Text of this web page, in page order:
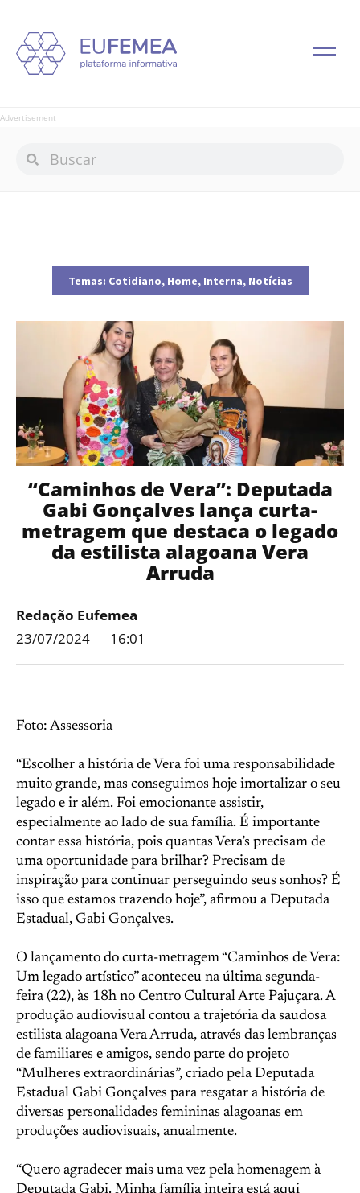
Advertisement
Temas: Cotidiano, Home, Interna, Notícias
“Caminhos de Vera”: Deputada
Gabi Gonçalves lança curta-
metragem que destaca o legado
da estilista alagoana Vera
Arruda
Redação Eufemea
23/07/2024
16:01
Foto: Assessoria
“Escolher a história de Vera foi uma responsabilidade
muito grande, mas conseguimos hoje imortalizar o seu
legado e ir além. Foi emocionante assistir,
especialmente ao lado de sua família. É importante
contar essa história, pois quantas Vera’s precisam de
uma oportunidade para brilhar? Precisam de
inspiração para continuar perseguindo seus sonhos? É
isso que estamos trazendo hoje”, afirmou a Deputada
Estadual, Gabi Gonçalves.
O lançamento do curta-metragem “Caminhos de Vera:
Um legado artístico” aconteceu na última segunda-
feira (22), às 18h no Centro Cultural Arte Pajuçara. A
produção audiovisual contou a trajetória da saudosa
estilista alagoana Vera Arruda, através das lembranças
de familiares e amigos, sendo parte do projeto
“Mulheres extraordinárias”, criado pela Deputada
Estadual Gabi Gonçalves para resgatar a história de
diversas personalidades femininas alagoanas em
produções audiovisuais, anualmente.
“Quero agradecer mais uma vez pela homenagem à
Deputada Gabi. Minha família inteira está aqui